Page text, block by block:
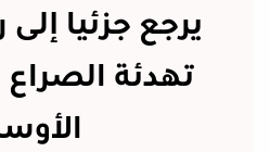
يرجع جزئيا
تهدئة